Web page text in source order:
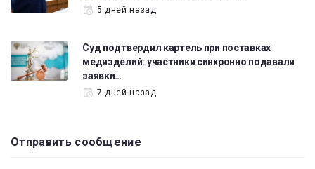
5 дней назад
Суд подтвердил картель при поставках
медизделий: участники синхронно подавали
заявки…
7 дней назад
Отправить сообщение